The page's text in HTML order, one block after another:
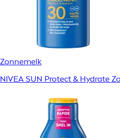
Zonnemelk
NIVEA SUN Protect & Hydrate